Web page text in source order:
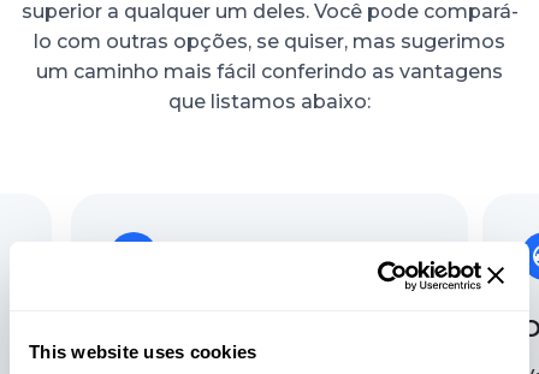
superior a qualquer um deles. Você pode compará-
lo com outras opções, se quiser, mas sugerimos
um caminho mais fácil conferindo as vantagens
que listamos abaixo:
This website uses cookies